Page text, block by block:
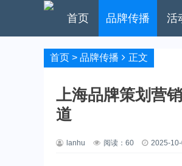
首页 品牌传播 活
首页 > 品牌传播 正文
上海品牌策划营
道
lanhu 阅读： 60 2025-